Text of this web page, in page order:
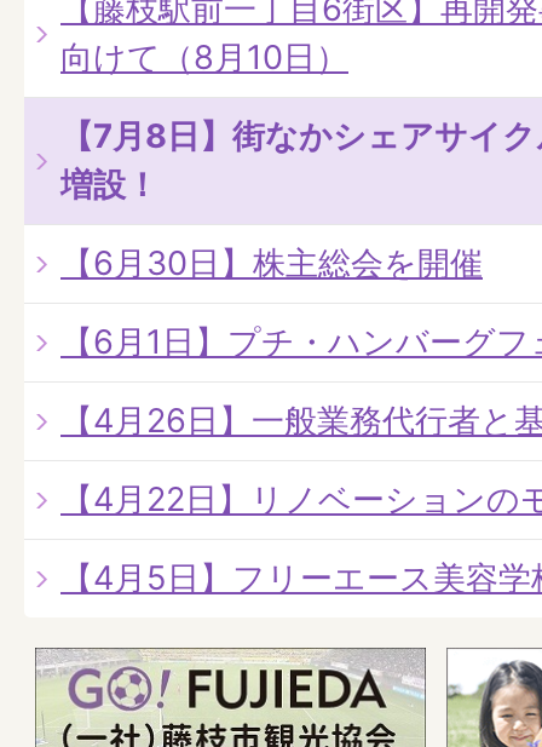
【藤枝駅前一丁目6街区】再開
向けて（8月10日）
【7月8日】街なかシェアサイ
増設！
【6月30日】株主総会を開催
【6月1日】プチ・ハンバーグ
【4月26日】一般業務代行者と
【4月22日】リノベーションの
【4月5日】フリーエース美容